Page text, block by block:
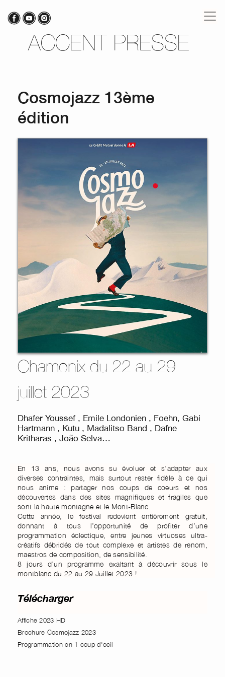
ACCENT PRESSE
Cosmojazz 13ème
édition
Chamonix du 22 au 29
juillet 2023
Dhafer Youssef , Emile Londonien , Foehn, Gabi
Hartmann , Kutu , Madalitso Band , Dafne
Kritharas , João Selva…
En 13 ans, nous avons su évoluer et s’adapter aux
diverses contraintes, mais surtout rester fidèle à ce qui
nous anime : partager nos coups de coeurs et nos
découvertes dans des sites magnifiques et fragiles que
sont la haute montagne et le Mont-Blanc.
Cette année, le festival redevient entièrement gratuit,
donnant à tous l’opportunité de profiter d’une
programmation éclectique, entre jeunes virtuoses ultra-
créatifs débridés de tout complexe et artistes de renom,
maestros de composition, de sensibilité.
8 jours d’un programme exaltant à découvrir sous le
montblanc du 22 au 29 Juillet 2023 !
Télécharger
Affiche 2023 HD
Brochure Cosmojazz 2023
Programmation en 1 coup d'oeil